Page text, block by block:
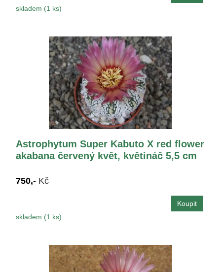
skladem (1 ks)
Astrophytum Super Kabuto X red flower
akabana červený květ, květináč 5,5 cm
750,- Kč
skladem (1 ks)